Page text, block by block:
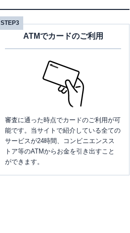
STEP3
ATMでカードのご利用
審査に通った時点でカードのご利用が可
能です。当サイトで紹介している全ての
サービスが24時間、コンビニエンスス
トア等のATMからお金を引き出すこと
ができます。